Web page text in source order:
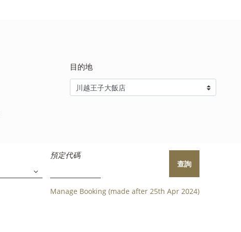
預定代碼
查詢
Manage Booking (made after 25th Apr 2024)
目的地